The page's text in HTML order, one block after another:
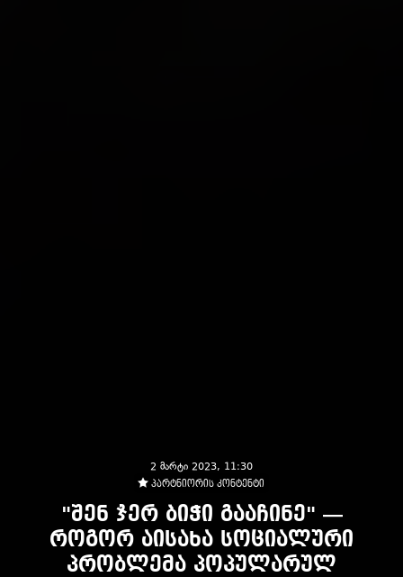
2 მარტი 2023, 11:30
პარტნიორის კონტენტი
"შენ ჯერ ბიჭი გააჩინე" —
როგორ აისახა სოციალური
პრობლემა პოპულარულ